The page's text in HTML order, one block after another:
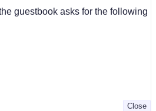
guestbook asks for the following
Close